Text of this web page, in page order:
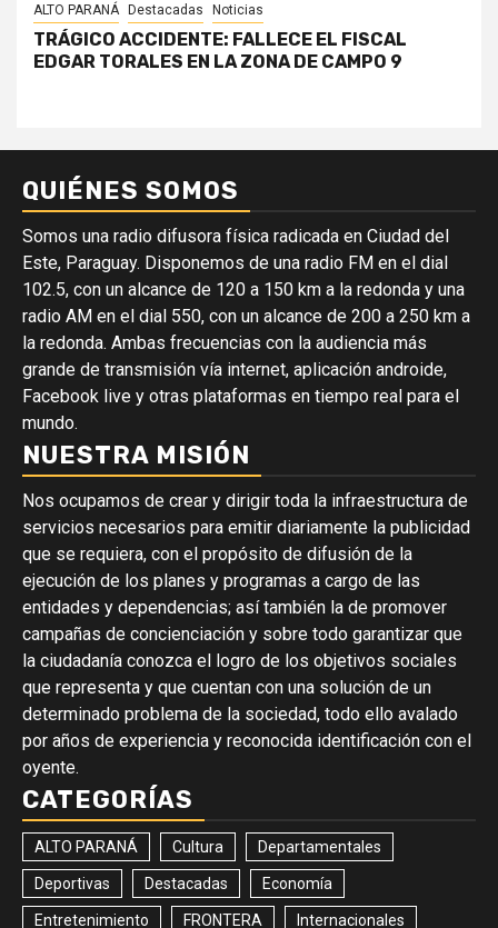
ALTO PARANÁ Destacadas Noticias
TRÁGICO ACCIDENTE: FALLECE EL FISCAL
EDGAR TORALES EN LA ZONA DE CAMPO 9
QUIÉNES SOMOS
Somos una radio difusora física radicada en Ciudad del
Este, Paraguay. Disponemos de una radio FM en el dial
102.5, con un alcance de 120 a 150 km a la redonda y una
radio AM en el dial 550, con un alcance de 200 a 250 km a
la redonda. Ambas frecuencias con la audiencia más
grande de transmisión vía internet, aplicación androide,
Facebook live y otras plataformas en tiempo real para el
mundo.
NUESTRA MISIÓN
Nos ocupamos de crear y dirigir toda la infraestructura de
servicios necesarios para emitir diariamente la publicidad
que se requiera, con el propósito de difusión de la
ejecución de los planes y programas a cargo de las
entidades y dependencias; así también la de promover
campañas de concienciación y sobre todo garantizar que
la ciudadanía conozca el logro de los objetivos sociales
que representa y que cuentan con una solución de un
determinado problema de la sociedad, todo ello avalado
por años de experiencia y reconocida identificación con el
oyente.
CATEGORÍAS
ALTO PARANÁ Cultura Departamentales
Deportivas Destacadas Economía
Entretenimiento FRONTERA Internacionales